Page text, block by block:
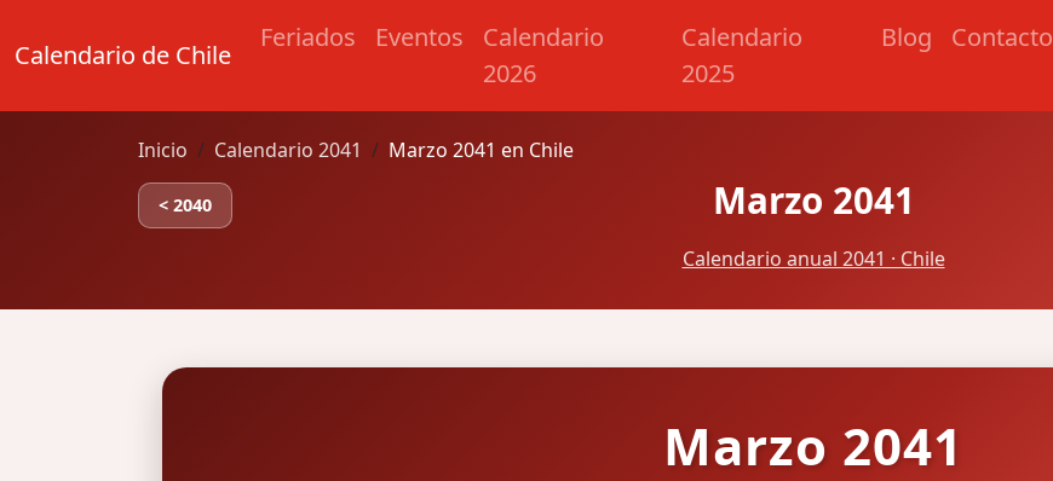
Calendario de Chile
Feriados Eventos
Calendario
2026
Calendario
2025
Blog Contacto
Inicio Calendario 2041 Marzo 2041 en Chile
< 2040 Marzo 2041
Calendario anual 2041 · Chile
Marzo 2041